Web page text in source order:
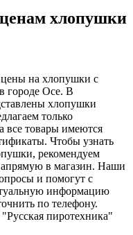
хлопушки
на хлопушки с
городе Осе. В
хлопушки
только
товары имеются
Чтобы узнать
рекомендуем
в магазин. Наши
и помогут с
информацию
по телефону.